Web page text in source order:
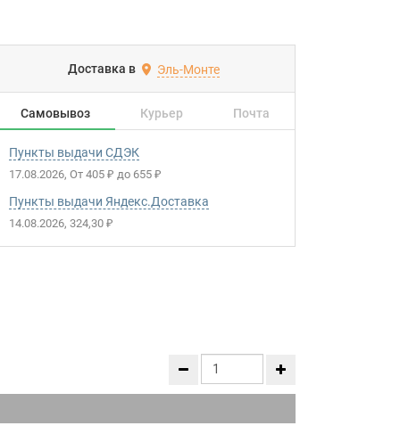
Доставка в Эль-Монте
Самовывоз Курьер Почта
Пункты выдачи СДЭК
17.08.2026 От 405₽ до 655₽
Пункты выдачи Яндекс.Доставка
14.08.2026 324,30₽